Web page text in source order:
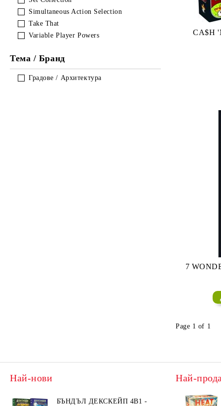
CYCLE 3 - Blood and Gold
AGOT LCG 2ND EDITION
CYCLE 4 - Flight of Crows
CYCLE 5 - Dance of Shadows
AGOT LCG 2ND EDITION
Simultaneous Action Selection
Take That
Variable Player Powers
Тема / Бранд
Градове / Архитектура
CA$H
7
Page 1 of 1
Най-нови
БЪНДЪЛ ДЕКСКЕЙП 4В1 -
Най-